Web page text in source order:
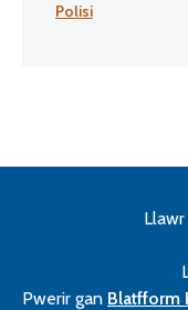
Polisi
Pwerir gan Blatfform